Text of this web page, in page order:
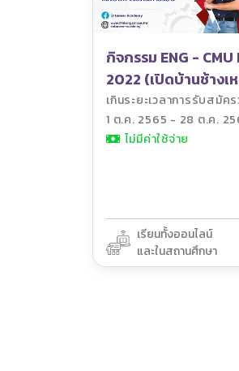
กิจกรรม ENG - CMU
2022 (เปิดบ้านช้างเ
เกินระยะเวลาการรับสมัค
1 ต.ค. 2565 - 28 ต.ค.
ไม่มีค่าใช้จ่าย
เรียนทั้งออนไลน์
และในสถานศึกษา